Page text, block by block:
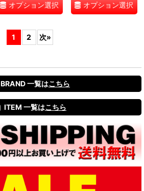
オプション選択 オプション選択
1 2 次»
BRAND 一覧はこちら
ITEM 一覧はこちら